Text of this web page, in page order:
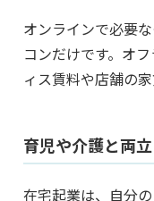
オンラインで必要
コンだけです。オ
ィス賃料や店舗の
育児や介護と両
在宅起業は、自分